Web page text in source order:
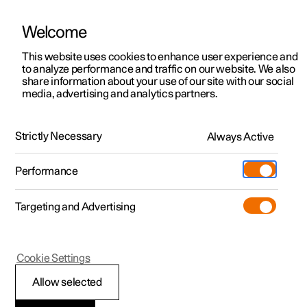
Polestar 2
Polestar 3
Polestar 4
Pre-owned
Shop
Mere
Udforsk Polestar 2
Kampagner
Nye lagerbiler
Prøvetur
Nye lagerbiler
Udforsk Polestar 4
Kampagner
Nye lagerbiler
Pre-owned-programmet
Pre-owned Polestar 2
Kampagner til privatkunder
Tilbud til erhvervskunder
Nye lagerbiler
Byg din bil
Pre-owned
Prøvetur
Extras tilbehør
(Åbner i et nyt vindue)
Experiences
Firmabil
Find os
Servicelokationer
Ejerskab
Opladning
Om Polestar
Bæredygtighed
HåndbogVideogalleriSoftwareopdateringer
Parkeringskamera
Polestar 2
Hjælpelinjer for
Welcome
This website uses cookies to enhance user experience and
to analyze performance and traffic on our website. We also
share information about your use of our site with our social
media, advertising and analytics partners.
Strictly Necessary Always Active
Performance
Targeting and Advertising
Allow selected
Cookie Settings